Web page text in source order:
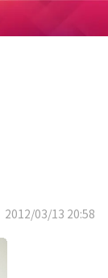
2012/03/13 20:58